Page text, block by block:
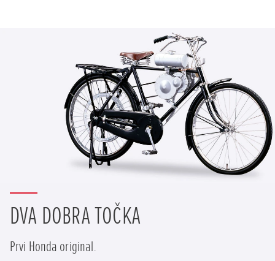
DVA DOBRA TOČKA
Prvi Honda original.